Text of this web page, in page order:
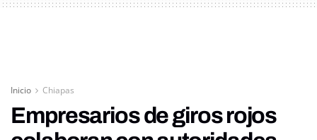
Inicio Chiapas
Empresarios de giros rojos